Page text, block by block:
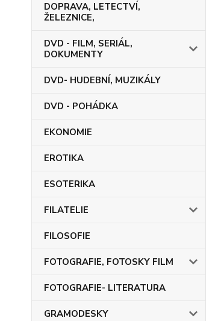
DOPRAVA, LETECTVÍ,
ŽELEZNICE,
DVD - FILM, SERIÁL,
DOKUMENTY
DVD- HUDEBNÍ, MUZIKÁLY
DVD - POHÁDKA
EKONOMIE
EROTIKA
ESOTERIKA
FILATELIE
FILOSOFIE
FOTOGRAFIE, FOTOSKY FILM
FOTOGRAFIE- LITERATURA
GRAMODESKY